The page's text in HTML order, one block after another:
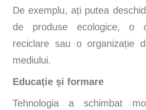
De exemplu, ați putea
de produse ecologice, o
reciclare sau o organizație
mediului.
Educație și formare
Tehnologia a schimbat